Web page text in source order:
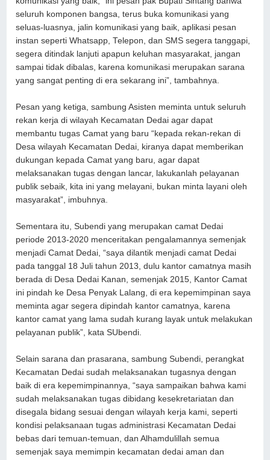
seluruh komponen bangsa, terus buka komunikasi yang
seluas-luasnya, jalin komunikasi yang baik, aplikasi pesan
instan seperti Whatsapp, Telepon, dan SMS segera tanggapi,
segera ditindak lanjuti apapun keluhan masyarakat, jangan
sampai tidak dibalas, karena komunikasi merupakan sarana
yang sangat penting di era sekarang ini”, tambahnya.
Pesan yang ketiga, sambung Asisten meminta untuk seluruh
rekan kerja di wilayah Kecamatan Dedai agar dapat
membantu tugas Camat yang baru “kepada rekan-rekan di
Desa wilayah Kecamatan Dedai, kiranya dapat memberikan
dukungan kepada Camat yang baru, agar dapat
melaksanakan tugas dengan lancar, lakukanlah pelayanan
publik sebaik, kita ini yang melayani, bukan minta layani oleh
masyarakat”, imbuhnya.
Sementara itu, Subendi yang merupakan camat Dedai
periode 2013-2020 menceritakan pengalamannya semenjak
menjadi Camat Dedai, “saya dilantik menjadi camat Dedai
pada tanggal 18 Juli tahun 2013, dulu kantor camatnya masih
berada di Desa Dedai Kanan, semenjak 2015, Kantor Camat
ini pindah ke Desa Penyak Lalang, di era kepemimpinan saya
meminta agar segera dipindah kantor camatnya, karena
kantor camat yang lama sudah kurang layak untuk melakukan
pelayanan publik”, kata SUbendi.
Selain sarana dan prasarana, sambung Subendi, perangkat
Kecamatan Dedai sudah melaksanakan tugasnya dengan
baik di era kepemimpinannya, “saya sampaikan bahwa kami
sudah melaksanakan tugas dibidang kesekretariatan dan
disegala bidang sesuai dengan wilayah kerja kami, seperti
kondisi pelaksanaan tugas administrasi Kecamatan Dedai
bebas dari temuan-temuan, dan Alhamdulillah semua
semenjak saya memimpin kecamatan dedai aman dan